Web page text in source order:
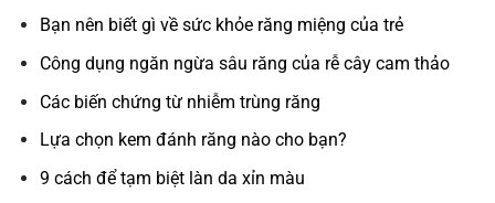
Bạn nên biết gì về sức khỏe răng miệng của trẻ
Công dụng ngăn ngừa sâu răng của rễ cây cam thảo
Các biến chứng từ nhiễm trùng răng
Lựa chọn kem đánh răng nào cho bạn?
9 cách để tạm biệt làn da xỉn màu